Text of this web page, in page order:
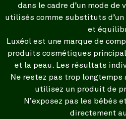
dans le cadre d’un mode de
utilisés comme substituts
et
Luxéol est une marque de
produits cosmétiques
et la peau. Les résultats
Ne restez pas trop longtemps
utilisez un produit de
N’exposez pas les bébés
directement